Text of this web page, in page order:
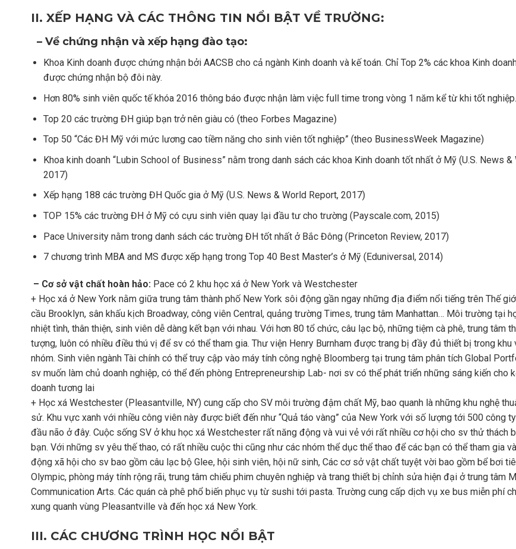
II. XẾP HẠNG VÀ CÁC THÔNG TIN NỔI BẬT VỀ TRƯỜNG:
– Về chứng nhận và xếp hạng đào tạo:
Khoa Kinh doanh được chứng nhận bởi AACSB cho cả ngành Kinh doanh và kế toán. Chỉ Top 2% các khoa Kinh
được chứng nhận bộ đôi này.
Hơn 80% sinh viên quốc tế khóa 2016 thông báo được nhận làm việc full time trong vòng 1 năm kể từ khi tốt nghiệp.
Top 20 các trường ĐH giúp bạn trở nên giàu có (theo Forbes Magazine)
Top 50 “Các ĐH Mỹ với mức lương cao tiềm năng cho sinh viên tốt nghiệp” (theo BusinessWeek Magazine)
Khoa kinh doanh “Lubin School of Business” nằm trong danh sách các khoa Kinh doanh tốt nhất ở Mỹ (U.S. News &
2017)
Xếp hạng 188 các trường ĐH Quốc gia ở Mỹ (U.S. News & World Report, 2017)
TOP 15% các trường ĐH ở Mỹ có cựu sinh viên quay lại đầu tư cho trường (Payscale.com, 2015)
Pace University nằm trong danh sách các trường ĐH tốt nhất ở Bắc Đông (Princeton Review, 2017)
7 chương trình MBA and MS được xếp hạng trong Top 40 Best Master’s ở Mỹ (Eduniversal, 2014)
– Cơ sở vật chất hoàn hảo: Pace có 2 khu học xá ở New York và Westchester
+ Học xá ở New York nằm giữa trung tâm thành phố New York sôi động gần ngay những địa điểm nổi tiếng trên Thế
cầu Brooklyn, sân khấu kịch Broadway, công viên Central, quảng trường Times, trung tâm Manhattan… Môi trường tại
nhiệt tình, thân thiện, sinh viên dễ dàng kết bạn với nhau. Với hơn 80 tổ chức, câu lạc bộ, những tiệm cà phê, trung tâm
tượng, luôn có nhiều điều thú vị để sv có thể tham gia. Thư viện Henry Burnham được trang bị đầy đủ thiết bị trong khu
nhóm. Sinh viên ngành Tài chính có thể truy cập vào máy tính công nghệ Bloomberg tại trung tâm phân tích Global
sv muốn làm chủ doanh nghiệp, có thể đến phòng Entrepreneurship Lab- nơi sv có thể phát triển những sáng kiến cho
doanh tương lai
+ Học xá Westchester (Pleasantville, NY) cung cấp cho SV môi trường đậm chất Mỹ, bao quanh là những khu nghệ
sử. Khu vực xanh với nhiều công viên này được biết đến như “Quả táo vàng” của New York với số lượng tới 500 công
đầu não ở đây. Cuộc sống SV ở khu học xá Westchester rất năng động và vui vẻ với rất nhiều cơ hội cho sv thử thách
bạn. Với những sv yêu thế thao, có rất nhiều cuộc thi cũng như các nhóm thể dục thể thao để các bạn có thể tham gia
động xã hội cho sv bao gồm câu lạc bộ Glee, hội sinh viên, hội nữ sinh, Các cơ sở vật chất tuyệt vời bao gồm bể bơi
Olympic, phòng máy tính rộng rãi, trung tâm chiếu phim chuyên nghiệp và trang thiết bị chỉnh sửa hiện đại ở trung tâm
Communication Arts. Các quán cà phê phổ biến phục vụ từ sushi tới pasta. Trường cung cấp dịch vụ xe bus miễn phí
xung quanh vùng Pleasantville và đến học xá New York.
III. CÁC CHƯƠNG TRÌNH HỌC NỔI BẬT